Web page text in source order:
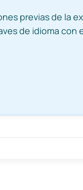
previas de la
de idioma con